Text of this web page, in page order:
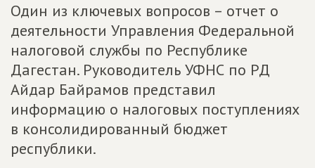
Один из ключевых вопросов – отчет о
деятельности Управления Федеральной
налоговой службы по Республике
Дагестан. Руководитель УФНС по РД
Айдар Байрамов представил
информацию о налоговых поступлениях
в консолидированный бюджет
республики.